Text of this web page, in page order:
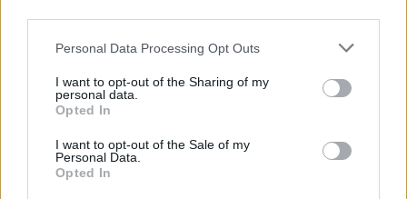
Personal Data Processing Opt Outs
I want to opt-out of the Sharing of my
personal data.
Opted In
I want to opt-out of the Sale of my
Personal Data.
Opted In